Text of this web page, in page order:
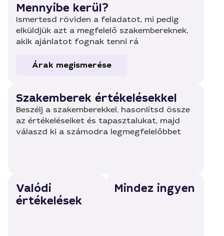
Mennyibe kerül?
Ismertesd röviden a feladatot, mi pedig
elküldjük azt a megfelelő szakembereknek,
akik ajánlatot fognak tenni rá
Árak megismerése
Szakemberek értékelésekkel
Beszélj a szakemberekkel, hasonlítsd össze
az értékeléseiket és tapasztalukat, majd
válaszd ki a számodra legmegfelelőbbet
Valódi
értékelések
Mindez ingyen